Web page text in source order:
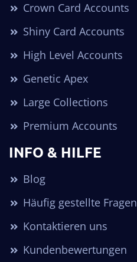
Crown Card Accounts
Shiny Card Accounts
High Level Accounts
Genetic Apex
Large Collections
Premium Accounts
INFO & HILFE
Blog
Häufig gestellte Fragen
Kontaktieren uns
Kundenbewertungen